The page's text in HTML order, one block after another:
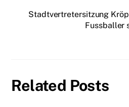
Stadtvertretersitzung
Fussballer
Related Posts